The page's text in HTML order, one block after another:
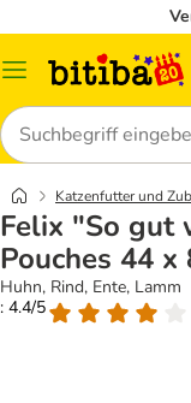
Menü
Suchen
Katzenfutter und
Felix "So gut
Pouches 44 x
Huhn, Rind, Ente, Lamm
: 4.4/5